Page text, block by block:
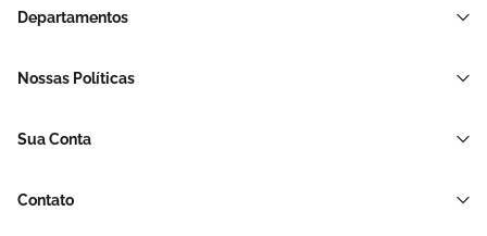
Black Friday
Blog
Departamentos
Sacos e Sacolas
Acessórios Para Embalagens
Nossas Políticas
Política de Devolução e Reembolso
Sua Conta
Meus Pedidos
Contato